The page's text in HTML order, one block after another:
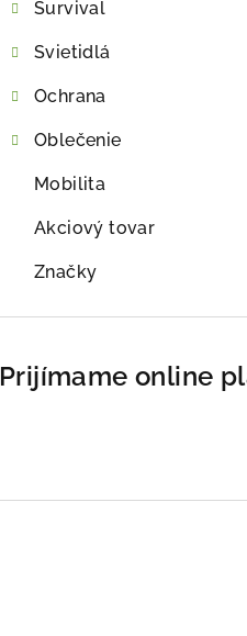
Survival
Svietidlá
Ochrana
Oblečenie
Mobilita
Akciový tovar
Značky
Prijímame online